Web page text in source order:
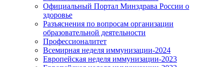
Официальный Портал Минздрава России о
здоровье
Разъяснения по вопросам организации
образовательной деятельности
Профессионалитет
Всемирная неделя иммунизации-2024
Европейская неделя иммунизации-2023